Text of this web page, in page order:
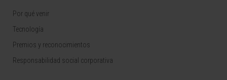
Por qué venir
Tecnología
Premios y reconocimientos
Responsabilidad social corporativa